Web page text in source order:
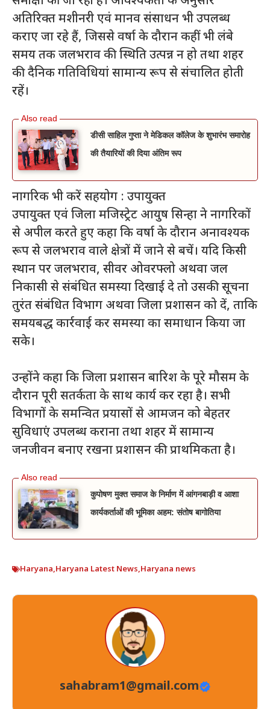
अतिरिक्त मशीनरी एवं मानव संसाधन भी उपलब्ध
कराए जा रहे हैं, जिससे वर्षा के दौरान कहीं भी लंबे
समय तक जलभराव की स्थिति उत्पन्न न हो तथा शहर
की दैनिक गतिविधियां सामान्य रूप से संचालित होती
रहें।
डीसी साहिल गुप्ता ने मेडिकल कॉलेज के शुभारंभ समारोह
की तैयारियों की दिया अंतिम रूप
नागरिक भी करें सहयोग : उपायुक्त
उपायुक्त एवं जिला मजिस्ट्रेट आयुष सिन्हा ने नागरिकों
से अपील करते हुए कहा कि वर्षा के दौरान अनावश्यक
रूप से जलभराव वाले क्षेत्रों में जाने से बचें। यदि किसी
स्थान पर जलभराव, सीवर ओवरफ्लो अथवा जल
निकासी से संबंधित समस्या दिखाई दे तो उसकी सूचना
तुरंत संबंधित विभाग अथवा जिला प्रशासन को दें, ताकि
समयबद्ध कार्रवाई कर समस्या का समाधान किया जा
सके।
उन्होंने कहा कि जिला प्रशासन बारिश के पूरे मौसम के
दौरान पूरी सतर्कता के साथ कार्य कर रहा है। सभी
विभागों के समन्वित प्रयासों से आमजन को बेहतर
सुविधाएं उपलब्ध कराना तथा शहर में सामान्य
जनजीवन बनाए रखना प्रशासन की प्राथमिकता है।
कुपोषण मुक्त समाज के निर्माण में आंगनबाड़ी व आशा
कार्यकर्ताओं की भूमिका अहम: संतोष बागोतिया
Haryana,Haryana Latest News,Haryana news
sahabram1@gmail.com